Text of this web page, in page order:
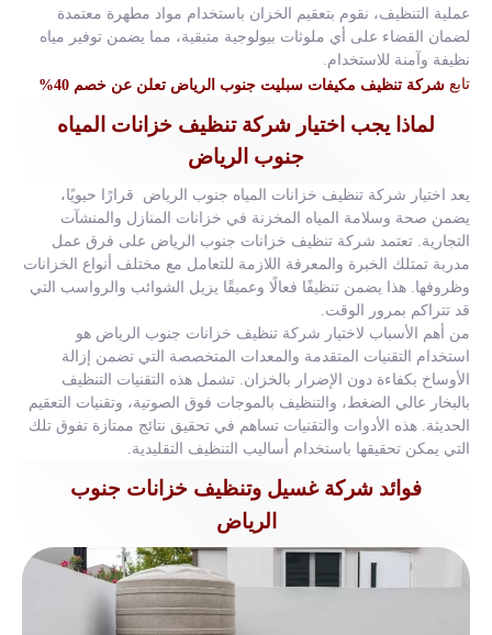
عملية التنظيف، نقوم بتعقيم الخزان باستخدام مواد مطهرة معتمدة
لضمان القضاء على أي ملوثات بيولوجية متبقية، مما يضمن توفير مياه
نظيفة وآمنة للاستخدام.
تابع شركة تنظيف مكيفات سبليت جنوب الرياض تعلن عن خصم 40%
لماذا يجب اختيار شركة تنظيف خزانات المياه
جنوب الرياض
يعد اختيار شركة تنظيف خزانات المياه جنوب الرياض قرارًا حيويًا،
يضمن صحة وسلامة المياه المخزنة في خزانات المنازل والمنشآت
التجارية. تعتمد شركة تنظيف خزانات جنوب الرياض على فرق عمل
مدربة تمتلك الخبرة والمعرفة اللازمة للتعامل مع مختلف أنواع الخزانات
وظروفها. هذا يضمن تنظيفًا فعالًا وعميقًا يزيل الشوائب والرواسب التي
قد تتراكم بمرور الوقت.
من أهم الأسباب لاختيار شركة تنظيف خزانات جنوب الرياض هو
استخدام التقنيات المتقدمة والمعدات المتخصصة التي تضمن إزالة
الأوساخ بكفاءة دون الإضرار بالخزان. تشمل هذه التقنيات التنظيف
بالبخار عالي الضغط، والتنظيف بالموجات فوق الصوتية، وتقنيات التعقيم
الحديثة. هذه الأدوات والتقنيات تساهم في تحقيق نتائج ممتازة تفوق تلك
التي يمكن تحقيقها باستخدام أساليب التنظيف التقليدية.
فوائد شركة غسيل وتنظيف خزانات جنوب
الرياض